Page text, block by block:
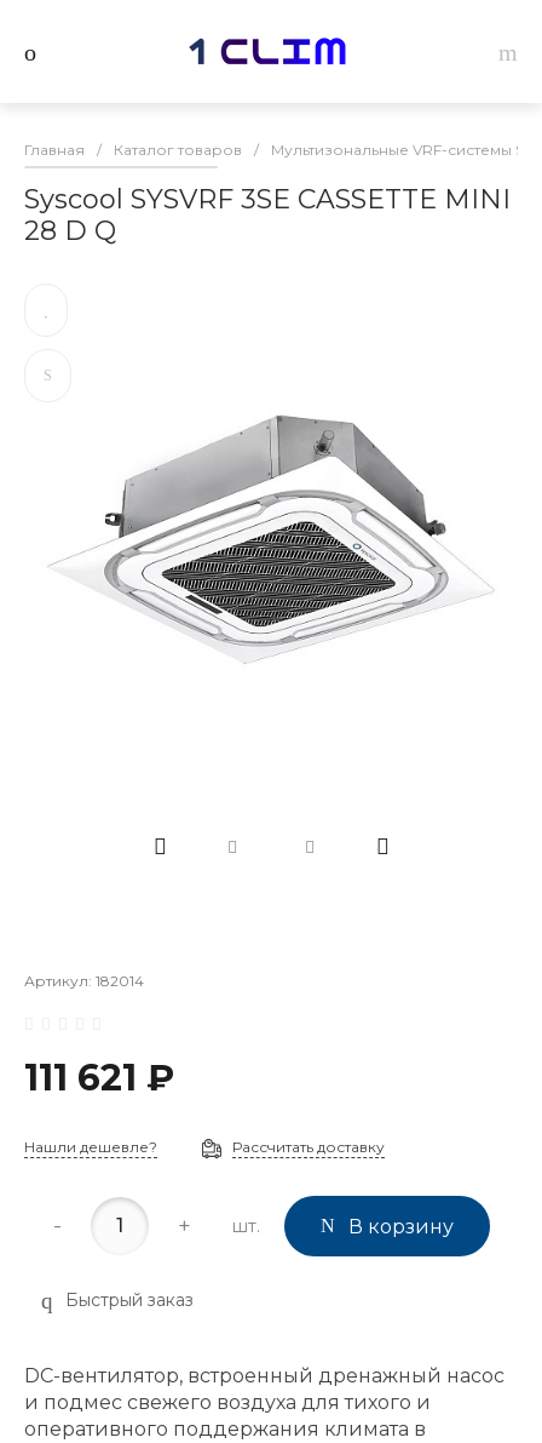
Главная / Каталог товаров / Мультизональные VRF-системы
Syscool SYSVRF 3SE CASSETTE MINI
28 D Q
Артикул: 182014
111 621 ₽
Нашли дешевле? Рассчитать доставку
- + шт. В корзину
Быстрый заказ
DC-вентилятор, встроенный дренажный насос
и подмес свежего воздуха для тихого и
оперативного поддержания климата в